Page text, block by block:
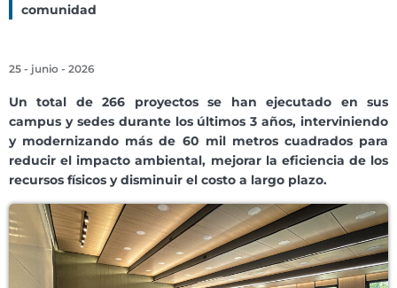
comunidad
25 - junio - 2026
Un total de 266 proyectos se han ejecutado en sus
campus y sedes durante los últimos 3 años, interviniendo
y modernizando más de 60 mil metros cuadrados para
reducir el impacto ambiental, mejorar la eficiencia de los
recursos físicos y disminuir el costo a largo plazo.